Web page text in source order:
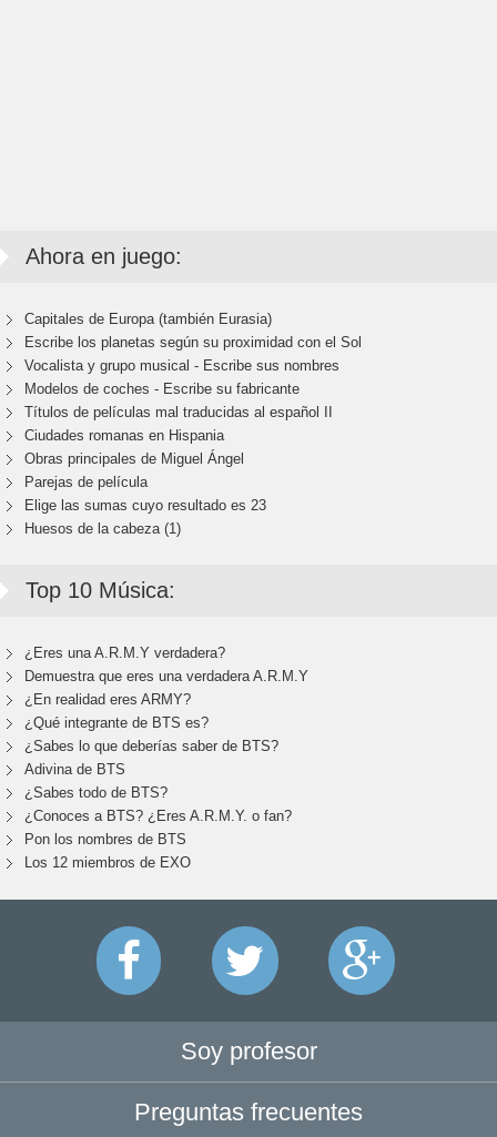
Ahora en juego:
Capitales de Europa (también Eurasia)
Escribe los planetas según su proximidad con el Sol
Vocalista y grupo musical - Escribe sus nombres
Modelos de coches - Escribe su fabricante
Títulos de películas mal traducidas al español II
Ciudades romanas en Hispania
Obras principales de Miguel Ángel
Parejas de película
Elige las sumas cuyo resultado es 23
Huesos de la cabeza (1)
Top 10 Música:
¿Eres una A.R.M.Y verdadera?
Demuestra que eres una verdadera A.R.M.Y
¿En realidad eres ARMY?
¿Qué integrante de BTS es?
¿Sabes lo que deberías saber de BTS?
Adivina de BTS
¿Sabes todo de BTS?
¿Conoces a BTS? ¿Eres A.R.M.Y. o fan?
Pon los nombres de BTS
Los 12 miembros de EXO
Soy profesor
Preguntas frecuentes